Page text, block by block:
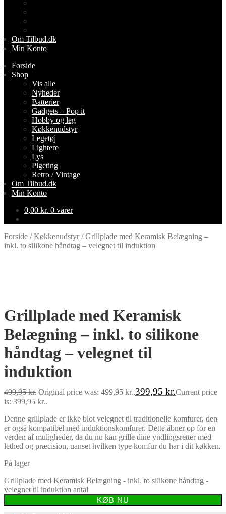
Om Tilbud.dk
Min Konto
Forside
Shop
Vis alle
Nyheder
Batterier
Gadgets – Pop it
Hobby og leg
Køkkenudstyr
Legetøj
Lightere
Lys
Pigeting
Retro / Vintage
Om Tilbud.dk
Min Konto
0,00 kr. 0 varer
Forside /Køkkenudstyr/Grillplade med Keramisk Belægning –
inkl. to silikone håndtag – velegnet til induktion
Grillplade med Keramisk
Belægning – inkl. to silikone
håndtag – velegnet til
induktion
499,95kr. Original price was: 499,95 kr..399,95 kr.Current price
is: 399,95 kr..
Denne grillplade er ikke blot velegnet til traditionelle komfurer, den
er også kompatibel med induktionskomfurer. Dette åbner op for en
verden af muligheder, da du nu kan grille dine yndlingsretter med
lethed og præcision, uanset hvilken type komfur du har i dit køkken.
På lager
Grillplade med Keramisk Belægning - inkl. to silikone håndtag -
velegnet til induktion antal
KØB NU